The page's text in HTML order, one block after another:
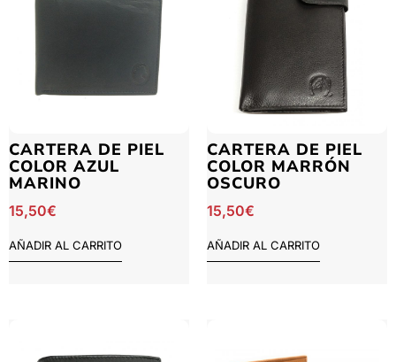
CARTERA DE PIEL
COLOR AZUL
MARINO
15,50€
AÑADIR AL CARRITO
CARTERA DE PIEL
COLOR MARRÓN
OSCURO
15,50€
AÑADIR AL CARRITO